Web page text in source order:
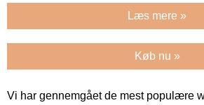
Læs mere »
Køb nu »
Vi har gennemgået de mest populære